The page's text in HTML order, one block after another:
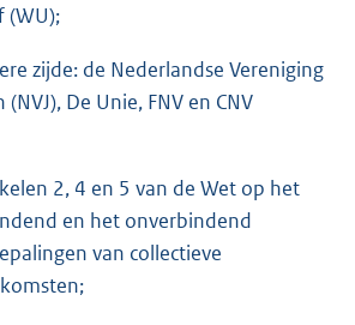
(WU);
zijde: de Nederlandse Vereniging
De Unie, FNV en CNV
2, 4 en 5 van de Wet op het
en het onverbindend
van collectieve